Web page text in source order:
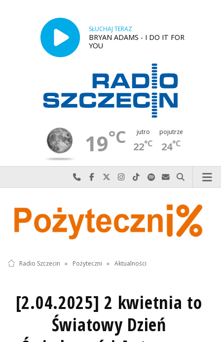
SŁUCHAJ TERAZ
BRYAN ADAMS - I DO IT FOR
YOU
19°C jutro
22°C
pojutrze
24°C
Najlepiej po prostu do nas zadzwoń
Odwiedź nas na Facebook-u
Odwiedź nas na X
Odwiedź nas na Instagram-ie
Odwiedź nas na TikTok-u
Szukaj nas na Spotify
Wyślij do nas
Szukaj
Radio Szczecin » Pożyteczni » Aktualności
[2.04.2025] 2 kwietnia to
Światowy Dzień